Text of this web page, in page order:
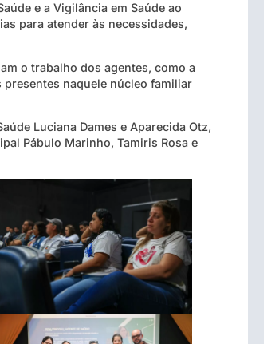
e a Vigilância em Saúde ao
para atender às necessidades,
o trabalho dos agentes, como a
naquele núcleo familiar
Luciana Dames e Aparecida Otz,
Pábulo Marinho, Tamiris Rosa e